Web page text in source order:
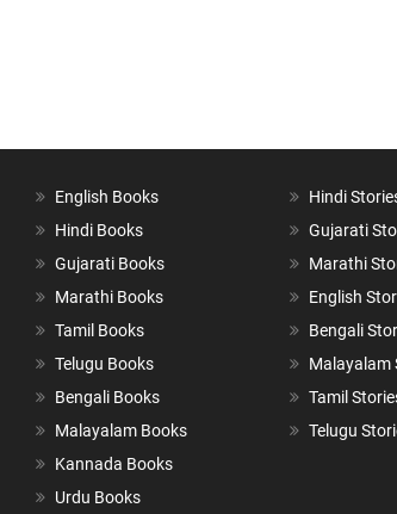
English Books
Hindi Books
Gujarati Books
Marathi Books
Tamil Books
Telugu Books
Bengali Books
Malayalam Books
Kannada Books
Urdu Books
Hindi
Gujarati
Marathi
English
Bengali
Malayalam
Tamil
Telugu